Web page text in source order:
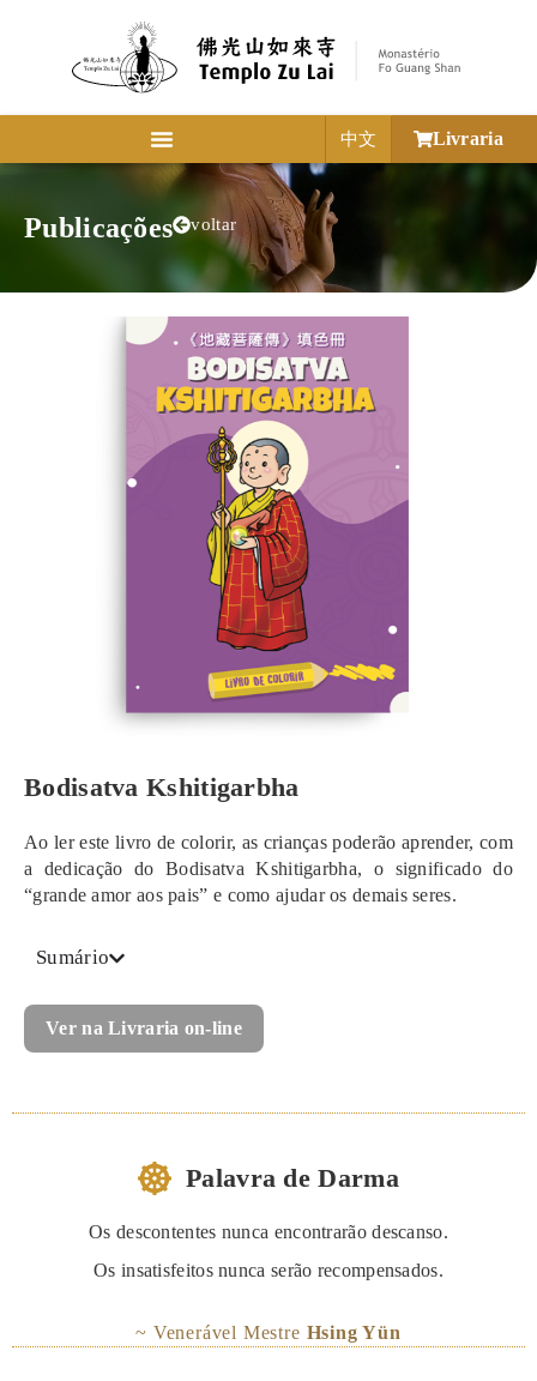
中文 Livraria
Publicações voltar
Bodisatva Kshitigarbha
Ao ler este livro de colorir, as crianças poderão aprender, com
a dedicação do Bodisatva Kshitigarbha, o significado do
“grande amor aos pais” e como ajudar os demais seres.
Sumário
Ver na Livraria on-line
Palavra de Darma
Os descontentes nunca encontrarão descanso.
Os insatisfeitos nunca serão recompensados.
~ Venerável Mestre Hsing Yün